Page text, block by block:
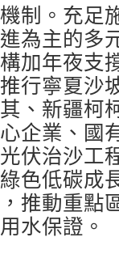
制。充足
為主的多
加年夜支
行寧夏沙
、新疆柯
企業、國
伏治沙工
色低碳成
推動重點
水保證。